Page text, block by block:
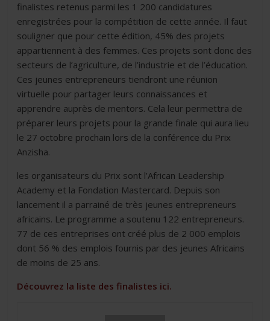
o
k
r
I
n
p
p
n
k
e
r
finalistes retenus parmi les 1 200 candidatures
enregistrées pour la compétition de cette année. Il faut
souligner que pour cette édition, 45% des projets
appartiennent à des femmes. Ces projets sont donc des
secteurs de l’agriculture, de l’industrie et de l’éducation.
Ces jeunes entrepreneurs tiendront une réunion
virtuelle pour partager leurs connaissances et
apprendre auprès de mentors. Cela leur permettra de
préparer leurs projets pour la grande finale qui aura lieu
le 27 octobre prochain lors de la conférence du Prix
Anzisha.
les organisateurs du Prix sont l’African Leadership
Academy et la Fondation Mastercard. Depuis son
lancement il a parrainé de très jeunes entrepreneurs
africains. Le programme a soutenu 122 entrepreneurs.
77 de ces entreprises ont créé plus de 2 000 emplois
dont 56 % des emplois fournis par des jeunes Africains
de moins de 25 ans.
Découvrez la liste des finalistes ici.